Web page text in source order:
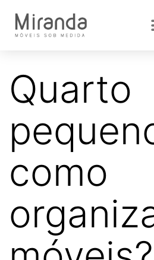
Quarto
como